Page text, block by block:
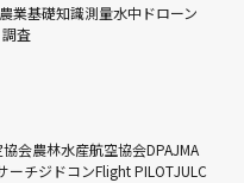
業基礎知識測量水中ドローン
査
協会農林水産航空協会DPAJMA
ーチジドコンFlight PILOTJULC